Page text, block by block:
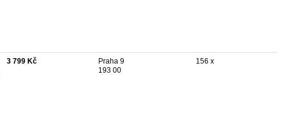
3 799 Kč
Praha 9
193 00
156 x